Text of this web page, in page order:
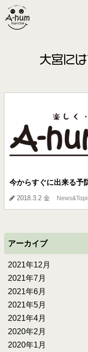
大宮に
今からすぐに出来る予
2018.3.2 金
アーカイブ
2021年12月
2021年7月
2021年6月
2021年5月
2021年4月
2020年2月
2020年1月